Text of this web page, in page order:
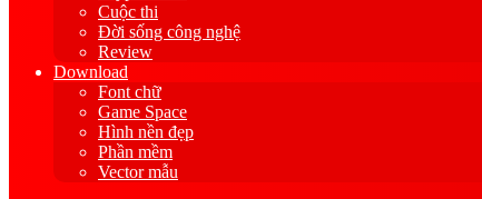
Cuộc thi
Đời sống công nghệ
Review
Download
Font chữ
Game Space
Hình nền đẹp
Phần mềm
Vector mẫu